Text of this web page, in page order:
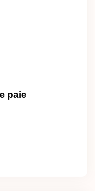
paie